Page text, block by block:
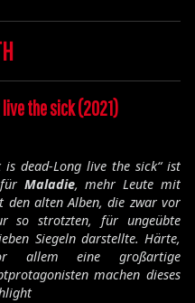
live the sick (2021)
is dead-Long live the sick“ ist
Maladie, mehr Leute mit
den alten Alben, die zwar vor
so strotzten, für ungeübte
Siegeln darstellte. Härte,
allem eine großartige
machen dieses